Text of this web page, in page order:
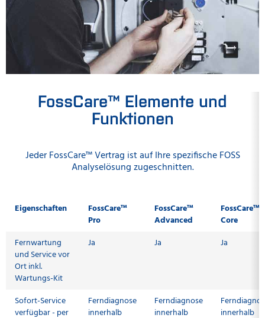
FossCare™ Elemente und
Funktionen
Jeder FossCare™ Vertrag ist auf Ihre spezifische FOSS
Analyselösung zugeschnitten.
Eigenschaften
FossCare™
Pro
FossCare™
Advanced
FossCare™
Core
Fernwartung
und Service vor
Ort inkl.
Wartungs-Kit
Ja Ja Ja
Sofort-Service
verfügbar - per
Ferndiagnose
innerhalb
Ferndiagnose
innerhalb
innerhalb